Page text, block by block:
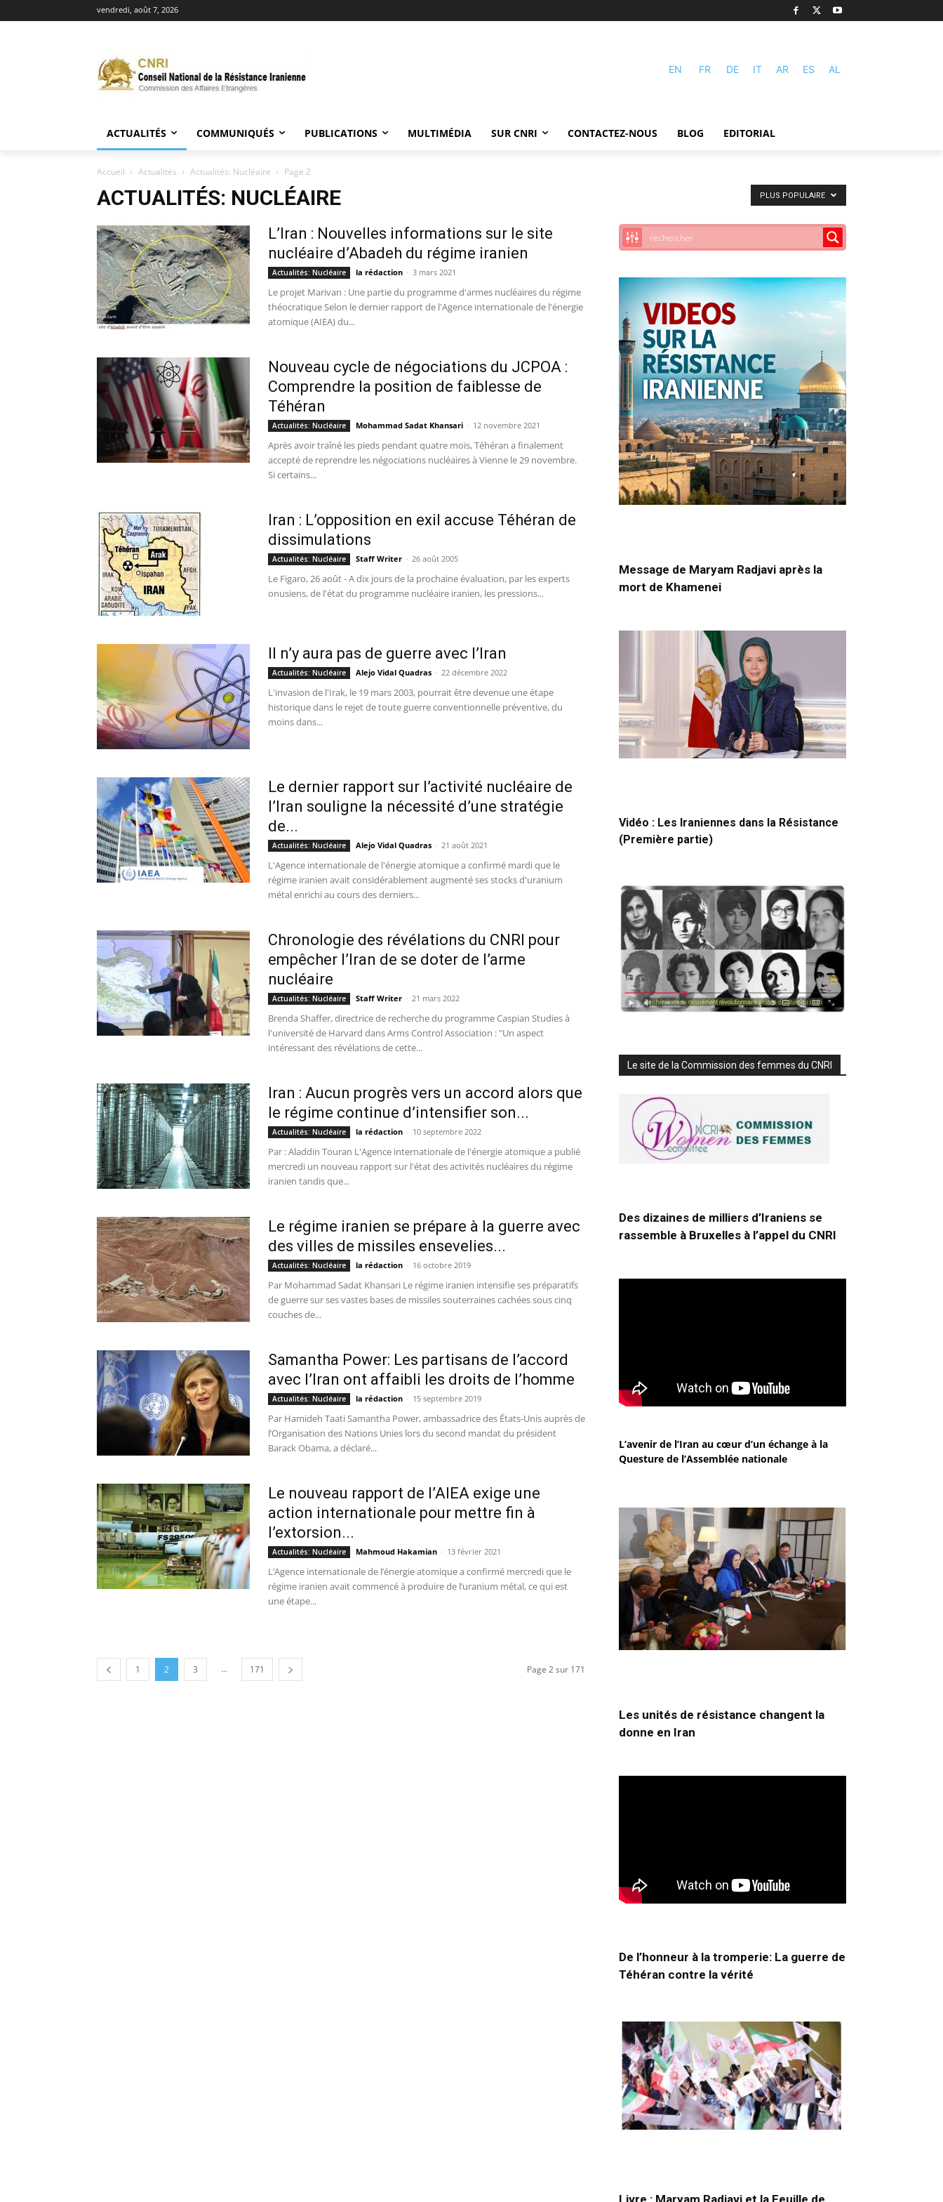
vendredi, août 7, 2026
EN FR DE IT AR ES AL
ACTUALITÉS COMMUNIQUÉS PUBLICATIONS MULTIMÉDIA SUR CNRI CONTACTEZ-NOUS BLOG EDITORIAL
Accueil Actualités Actualités: Nucléaire Page 2
ACTUALITÉS: NUCLÉAIRE PLUS POPULAIRE
L’Iran : Nouvelles informations sur le site
nucléaire d’Abadeh du régime iranien
Actualités: Nucléaire la rédaction - 3 mars 2021
Le projet Marivan : Une partie du programme d'armes nucléaires du régime
théocratique Selon le dernier rapport de l'Agence internationale de l'énergie
atomique (AIEA) du...
Nouveau cycle de négociations du JCPOA :
Comprendre la position de faiblesse de
Téhéran
Actualités: Nucléaire Mohammad Sadat Khansari - 12 novembre 2021
Après avoir traîné les pieds pendant quatre mois, Téhéran a finalement
accepté de reprendre les négociations nucléaires à Vienne le 29 novembre.
Si certains...
Iran : L’opposition en exil accuse Téhéran de
dissimulations
Actualités: Nucléaire Staff Writer - 26 août 2005
Le Figaro, 26 août - A dix jours de la prochaine évaluation, par les experts
onusiens, de l'état du programme nucléaire iranien, les pressions...
Il n’y aura pas de guerre avec l’Iran
Actualités: Nucléaire Alejo Vidal Quadras - 22 décembre 2022
L'invasion de l'Irak, le 19 mars 2003, pourrait être devenue une étape
historique dans le rejet de toute guerre conventionnelle préventive, du
moins dans...
Le dernier rapport sur l’activité nucléaire de
l’Iran souligne la nécessité d’une stratégie
de...
Actualités: Nucléaire Alejo Vidal Quadras - 21 août 2021
L'Agence internationale de l'énergie atomique a confirmé mardi que le
régime iranien avait considérablement augmenté ses stocks d'uranium
métal enrichi au cours des derniers...
Chronologie des révélations du CNRI pour
empêcher l’Iran de se doter de l’arme
nucléaire
Actualités: Nucléaire Staff Writer - 21 mars 2022
Brenda Shaffer, directrice de recherche du programme Caspian Studies à
l'université de Harvard dans Arms Control Association : "Un aspect
intéressant des révélations de cette...
Iran : Aucun progrès vers un accord alors que
le régime continue d’intensifier son...
Actualités: Nucléaire la rédaction - 10 septembre 2022
Par : Aladdin Touran L'Agence internationale de l'énergie atomique a publié
mercredi un nouveau rapport sur l'état des activités nucléaires du régime
iranien tandis que...
Le régime iranien se prépare à la guerre avec
des villes de missiles ensevelies...
Actualités: Nucléaire la rédaction - 16 octobre 2019
Par Mohammad Sadat Khansari Le régime iranien intensifie ses préparatifs
de guerre sur ses vastes bases de missiles souterraines cachées sous cinq
couches de...
Samantha Power: Les partisans de l’accord
avec l’Iran ont affaibli les droits de l’homme
Actualités: Nucléaire la rédaction - 15 septembre 2019
Par Hamideh Taati Samantha Power, ambassadrice des États-Unis auprès de
l’Organisation des Nations Unies lors du second mandat du président
Barack Obama, a déclaré...
Le nouveau rapport de l’AIEA exige une
action internationale pour mettre fin à
l’extorsion...
Actualités: Nucléaire Mahmoud Hakamian - 13 février 2021
L’Agence internationale de l’énergie atomique a confirmé mercredi que le
régime iranien avait commencé à produire de l’uranium métal, ce qui est
une étape...
1 2 3 ... 171 Page 2 sur 171
Message de Maryam Radjavi après la
mort de Khamenei
Vidéo : Les Iraniennes dans la Résistance
(Première partie)
Le site de la Commission des femmes du CNRI
Des dizaines de milliers d’Iraniens se
rassemble à Bruxelles à l’appel du CNRI
L’avenir de l’Iran au cœur d’un échange à la
Questure de l’Assemblée nationale
Les unités de résistance changent la
donne en Iran
De l’honneur à la tromperie: La guerre de
Téhéran contre la vérité